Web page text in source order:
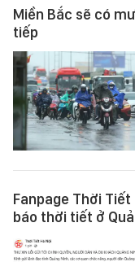
Miền Bắc sẽ có
tiếp
Fanpage Thời Tiết
báo thời tiết ở